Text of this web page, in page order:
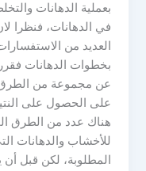
بعملية الدهانات
في الدهانات، فنظرا
العديد من
بخطوات الدهانات
عن مجموعة من الطرق
على الحصول على
هناك عدد من الطرق
للأخشاب والدهانات
المطلوبة، لكن قبل أن